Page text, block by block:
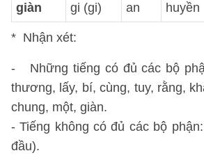
giàn gi (gi) an huyền
* Nhận xét:
- Những tiếng có đủ các bộ
thương, lấy, bí, cùng, tuy, rằng,
chung, một, giàn.
- Tiếng không có đủ các bộ
đầu).